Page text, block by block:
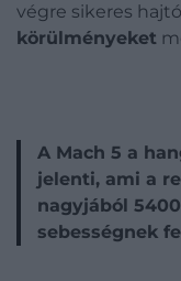
végre sikeres
körülményeket
A Mach 5 a
jelenti, ami a
nagyjából
sebességnek